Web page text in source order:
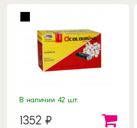
В наличии 42 шт.
1352 ₽